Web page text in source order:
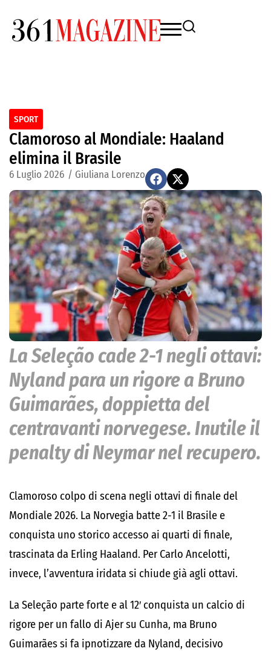
SPORT
Clamoroso al Mondiale: Haaland
elimina il Brasile
6 Luglio 2026 / Giuliana Lorenzo
La Seleção cade 2-1 negli ottavi:
Nyland para un rigore a Bruno
Guimarães, doppietta del
centravanti norvegese. Inutile il
penalty di Neymar nel recupero.
Clamoroso colpo di scena negli ottavi di finale del
Mondiale 2026. La Norvegia batte 2-1 il Brasile e
conquista uno storico accesso ai quarti di finale,
trascinata da Erling Haaland. Per Carlo Ancelotti,
invece, l’avventura iridata si chiude già agli ottavi.
La Seleção parte forte e al 12′ conquista un calcio di
rigore per un fallo di Ajer su Cunha, ma Bruno
Guimarães si fa ipnotizzare da Nyland, decisivo